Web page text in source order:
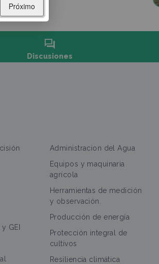
forum
Discusiones
>
GEI
Administracion del Agua
Equipos y maquinaria
agrícola
Herramientas de medición
y observación.
Producción de energía
Protección integral de
cultivos
Resiliencia climática
Próximo